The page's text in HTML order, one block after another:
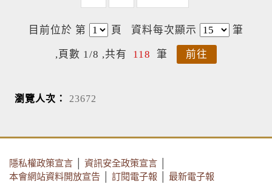
目前位於 第 頁 資料每次顯示 筆
,頁數 1/8 ,共有 118 筆 前往
瀏覽人次： 23672
隱私權政策宣言 資訊安全政策宣言
本會網站資料開放宣告
訂閱電子報
最新電子報